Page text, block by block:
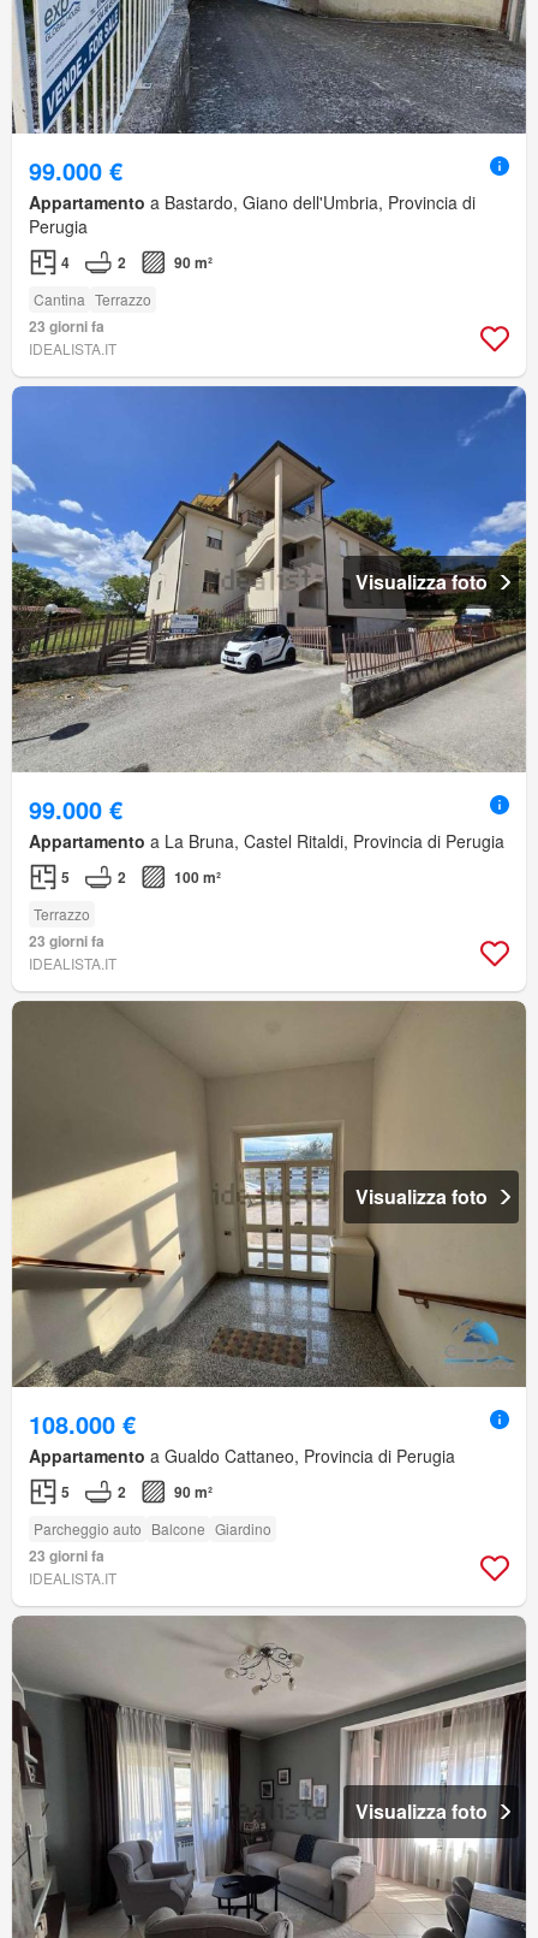
99.000 €
Appartamento a Bastardo, Giano dell'Umbria, Provincia di
Perugia
4 2 90 m²
Cantina Terrazzo
23 giorni fa
IDEALISTA.IT
Visualizza foto
99.000 €
Appartamento a La Bruna, Castel Ritaldi, Provincia di Perugia
5 2 100 m²
Terrazzo
23 giorni fa
IDEALISTA.IT
Visualizza foto
108.000 €
Appartamento a Gualdo Cattaneo, Provincia di Perugia
5 2 90 m²
Parcheggio auto Balcone Giardino
23 giorni fa
IDEALISTA.IT
Visualizza foto